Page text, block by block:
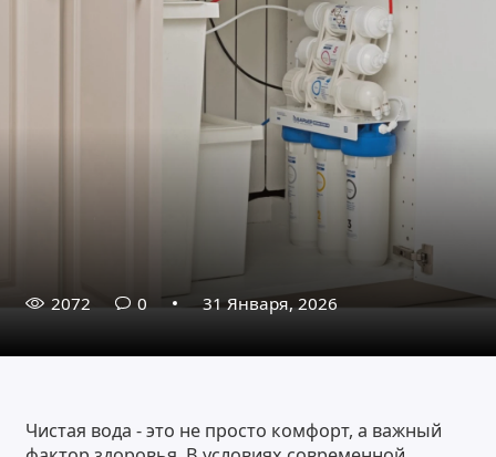
2072 0 31 Января, 2026
Чистая вода - это не просто комфорт, а важный